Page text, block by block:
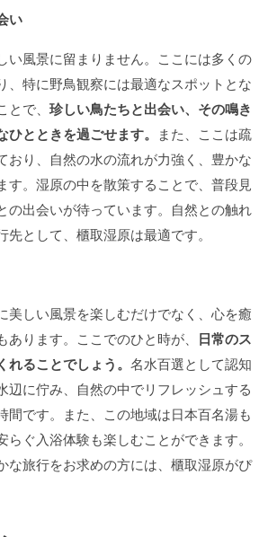
い
い風景に留まりません。ここには多くの
、特に野鳥観察には最適なスポットとな
で、 珍しい鳥たちと出会い、その鳴き
とときを過ごせます。 また、ここは疏
おり、自然の水の流れが力強く、豊かな
す。湿原の中を散策することで、普段見
の出会いが待っています。自然との触れ
として、櫃取湿原は最適です。
美しい風景を楽しむだけでなく、心を癒
ります。ここでのひと時が、 日常のス
れることでしょう。 名水百選として認知
辺に佇み、自然の中でリフレッシュする
間です。また、この地域は日本百名湯も
ぐ入浴体験も楽しむことができます。
な旅行をお求めの方には、櫃取湿原がぴ